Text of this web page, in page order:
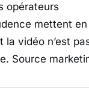
opérateurs
mettent
la vidéo n’est
Source